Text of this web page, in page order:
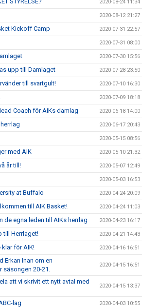
2020-08-24 11:34
2020-08-12 21:27
Kickoff Camp 2020-07-31 22:57
2020-07-31 08:00
2020-07-30 15:56
upp till Damlaget 2020-07-28 23:50
till svartgult! 2020-07-10 16:30
2020-07-09 18:18
Coach för AIKs damlag 2020-06-18 14:00
2020-06-17 20:43
2020-05-15 08:56
med AIK 2020-05-10 21:32
år till! 2020-05-07 12:49
2020-05-03 16:53
at Buffalo 2020-04-24 20:09
till AIK Basket! 2020-04-24 11:03
de egna leden till AIKs herrlag 2020-04-23 16:17
till Herrlaget! 2020-04-21 14:43
för AIK! 2020-04-16 16:51
Erkan Inan om en
20-21.
2020-04-15 16:51
att vi skrivit ett nytt avtal med
2020-04-15 13:37
lag 2020-04-03 10:55